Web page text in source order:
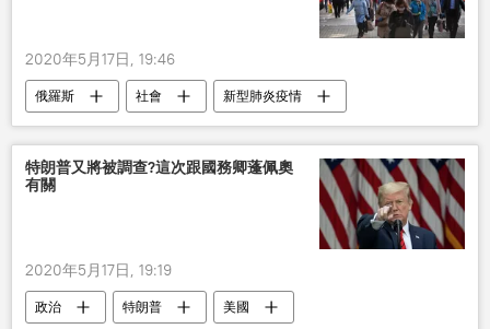
2020年5月17日, 19:46
俄羅斯 社會
新型肺炎疫情
新冠疫情
停止
特朗普又將被調查?這次跟國務卿蓬佩奧
有關
2020年5月17日, 19:19
政治 特朗普 美國